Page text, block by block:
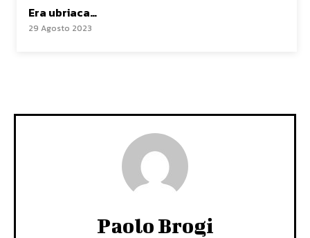
Era ubriaca…
29 Agosto 2023
Paolo Brogi